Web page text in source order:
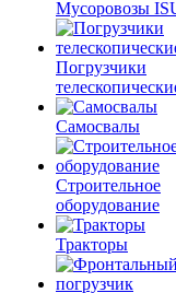
Мусоровозы
Погрузчики
Самосвалы
Строительное
оборудование
Тракторы